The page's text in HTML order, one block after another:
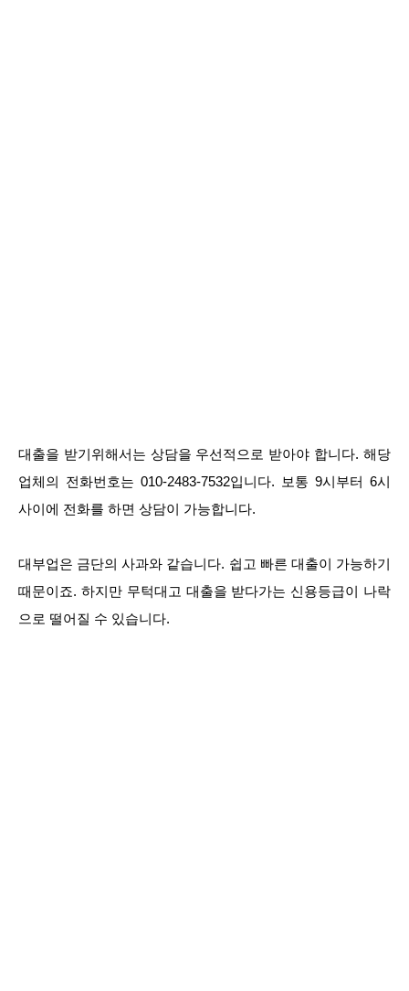
대출을 받기위해서는 상담을 우선적으로 받아야 합니다. 해당
업체의 전화번호는 010-2483-7532입니다. 보통 9시부터 6시
사이에 전화를 하면 상담이 가능합니다.
대부업은 금단의 사과와 같습니다. 쉽고 빠른 대출이 가능하기
때문이죠. 하지만 무턱대고 대출을 받다가는 신용등급이 나락
으로 떨어질 수 있습니다.